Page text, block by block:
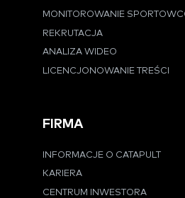
MONITOROWANIE
REKRUTACJA
ANALIZA WIDEO
LICENCJONOWANIE TREŚCI
FIRMA
INFORMACJE O CATAPULT
KARIERA
CENTRUM INWESTORA